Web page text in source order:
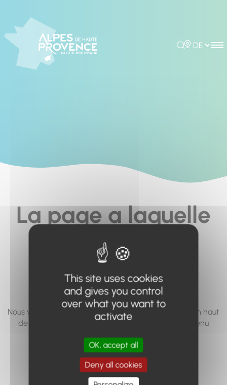
Rechercher
Choisir la
La page a laquelle
vous cherchez à
accéder n'existe
pas... ou plus.
Nous vous invitons à utiliser le moteur de recherche en haut
de page, ou à utiliser le menu pour trouver le contenu
Retour à l'accueil
This site uses cookies
and gives you control
over what you want to
activate
OK, accept all
Deny all cookies